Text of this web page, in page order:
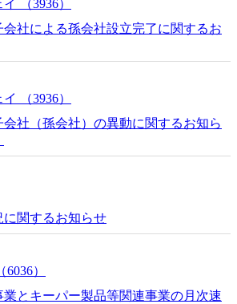
（3936）
会社による孫会社設立完了に関するお
（3936）
会社（孫会社）の異動に関するお知ら
に関するお知らせ
）
とキーパー製品等関連事業の月次速